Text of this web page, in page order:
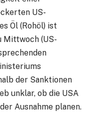
US-
Öl (Rohöl) ist
Mittwoch (US-
der Sanktionen
unklar, ob die USA
Ausnahme planen.